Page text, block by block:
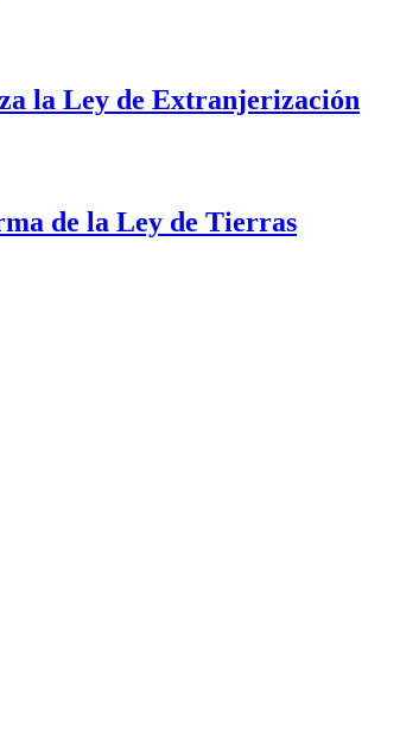
la Ley de Extranjerización
de la Ley de Tierras